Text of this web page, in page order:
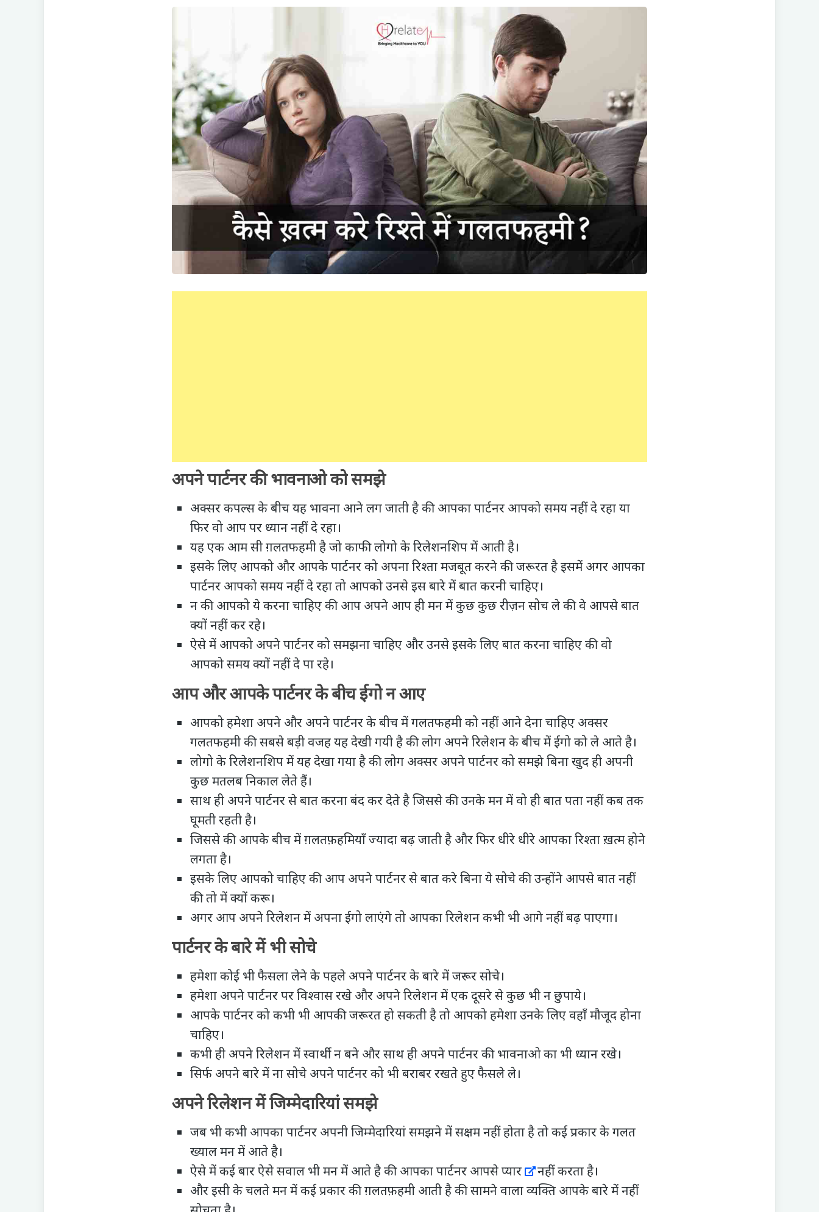
अपने पार्टनर की भावनाओ को समझे
अक्सर कपल्स के बीच यह भावना आने लग जाती है की आपका पार्टनर आपको समय नहीं दे रहा या
फिर वो आप पर ध्यान नहीं दे रहा।
यह एक आम सी ग़लतफहमी है जो काफी लोगो के रिलेशनशिप में आती है।
इसके लिए आपको और आपके पार्टनर को अपनारिश्ता मजबूत करनेकी जरूरत है इसमें अगर आपका
पार्टनर आपको समय नहीं दे रहा तो आपको उनसे इस बारे में बात करनी चाहिए।
न की आपको ये करना चाहिए की आप अपने आप ही मन में कुछ कुछ रीज़न सोच ले की वे आपसे बात
क्यों नहीं कर रहे।
ऐसे में आपको अपने पार्टनर को समझना चाहिए और उनसे इसके लिए बात करना चाहिए की वो
आपको समय क्यों नहीं दे पा रहे।
आप और आपके पार्टनर के बीच ईगो न आए
आपको हमेशा अपने और अपने पार्टनर के बीच में गलतफहमी को नहीं आने देना चाहिए अक्सर
गलतफहमी की सबसे बड़ी वजह यह देखी गयी है की लोग अपने रिलेशन के बीच में ईगो को ले आते है।
लोगो के रिलेशनशिप में यह देखा गया है की लोग अक्सर अपने पार्टनर को समझे बिना खुद ही अपनी
कुछ मतलब निकाल लेते हैं।
साथ ही अपने पार्टनर से बात करना बंद कर देते है जिससे की उनके मन में वो ही बात पता नहीं कब तक
घूमती रहती है।
जिससे की आपके बीच में ग़लतफ़हमियाँ ज्यादा बढ़ जाती है और फिर धीरे धीरे आपका रिश्ता ख़त्म होने
लगता है।
इसके लिए आपको चाहिए की आप अपने पार्टनर से बात करे बिना ये सोचे की उन्होंने आपसे बात नहीं
की तो में क्यों करू।
अगर आप अपने रिलेशन में अपना ईगो लाएंगे तो आपका रिलेशन कभी भी आगे नहीं बढ़ पाएगा।
पार्टनर के बारे में भी सोचे
हमेशा कोई भी फैसला लेने के पहले अपने पार्टनर के बारे में जरूर सोचे।
हमेशा अपने पार्टनर पर विश्वास रखे और अपने रिलेशन में एक दूसरे से कुछ भी न छुपाये।
आपकेपार्टनर को कभी भी आपकी जरूरत हो सकती है तो आपको हमेशा उनके लिए वहाँ मौजूद होना
चाहिए।
कभी ही अपने रिलेशन में स्वार्थी न बने और साथ ही अपने पार्टनर की भावनाओ का भी ध्यान रखे।
सिर्फ अपने बारे में ना सोचे अपने पार्टनर को भी बराबर रखते हुए फैसले ले।
अपने रिलेशन में जिम्मेदारियां समझे
जब भी कभी आपका पार्टनर अपनी जिम्मेदारियां समझने में सक्षम नहीं होता है तो कई प्रकार के गलत
ख्याल मन में आते है।
ऐसे में कई बार ऐसे सवाल भी मन में आते है की आपका पार्टनर आपसेप्यार
नहीं करता है।
और इसी के चलते मन में कई प्रकार की ग़लतफ़हमी आती है की सामने वाला व्यक्ति आपके बारे में नहीं